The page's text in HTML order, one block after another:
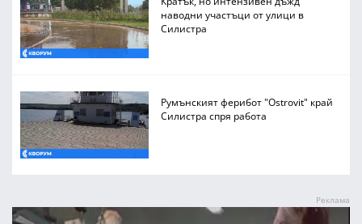
наводни участъци от улици в
Силистра
Румънският ферибот "Ostrovit" край
Силистра спря работа